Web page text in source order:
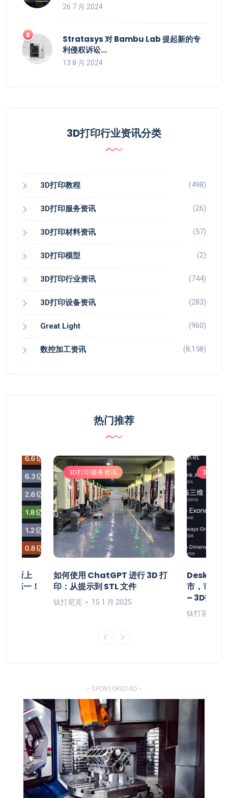
26 7 月 2024
Stratasys 对 Bambu Lab 提起新的专
利侵权诉讼…
13 8 月 2024
3D打印行业资讯分类
3D打印教程 (498)
3D打印服务资讯 (26)
3D打印材料资讯 (57)
3D打印模型 (2)
3D打印行业资讯 (744)
3D打印设备资讯 (283)
Great Light (960)
数控加工资讯 (8,158)
热门推荐
交所上
球第一！
3D打印服务资讯
如何使用 ChatGPT 进行 3D 打
印：从提示到 STL 文件
钛打尼克 15 1 月 2025
3D打印
Desktop
市，市值
– 3D打印
钛打尼克
- SPONSORED AD -